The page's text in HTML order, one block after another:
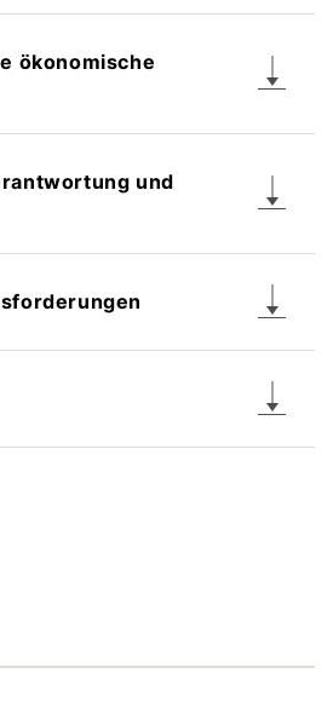
ökonomische
und